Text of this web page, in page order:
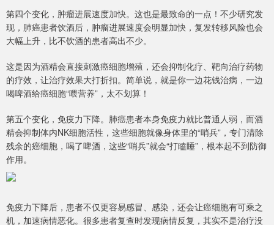
第四个变化，肿瘤进展速度加快。这也是最致命的一点！不少研究发
现，肺癌患者饮酒后，肿瘤进展速度会明显加快，复发转移风险也会
大幅上升，比不饮酒的患者高出不少。
这是因为酒精会直接刺激癌细胞增殖，还会抑制化疗、靶向治疗药物
的疗效，让治疗效果大打折扣。简单说，就是你一边花钱治病，一边
喝啤酒给癌细胞“喂营养”，太不划算！
第五个变化，免疫力下降。肺癌患者本身免疫力就比普通人弱，而酒
精会抑制体内NK细胞活性，这些细胞就像身体里的“哨兵”，专门清除
残余的癌细胞，喝了啤酒，这些“哨兵”就会“打瞌睡”，根本起不到防御
作用。
免疫力下降后，患者不仅更容易感冒、感染，还会让癌细胞有可乘之
机，加速病情恶化。很多患者复查时发现病情反复，其实不是治疗没